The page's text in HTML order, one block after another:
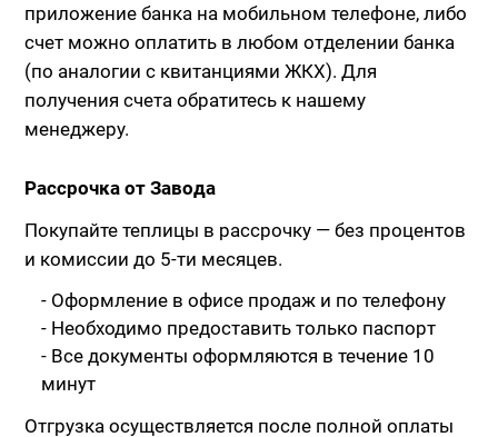
приложение банка на мобильном телефоне, либо
счет можно оплатить в любом отделении банка
(по аналогии с квитанциями ЖКХ). Для
получения счета обратитесь к нашему
менеджеру.
Рассрочка от Завода
Покупайте теплицы в рассрочку — без процентов
и комиссии до 5-ти месяцев.
- Оформление в офисе продаж и по телефону
- Необходимо предоставить только паспорт
- Все документы оформляются в течение 10
минут
Отгрузка осуществляется после полной оплаты